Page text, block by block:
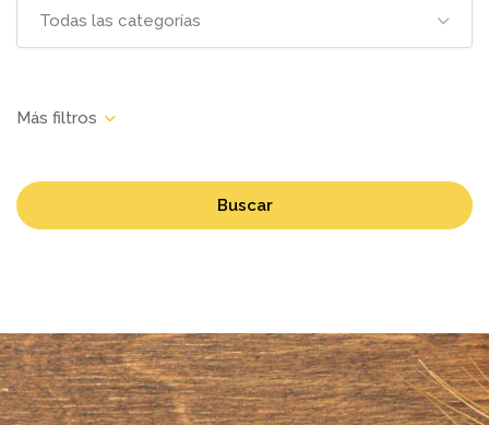
Todas las categorías
Buscar